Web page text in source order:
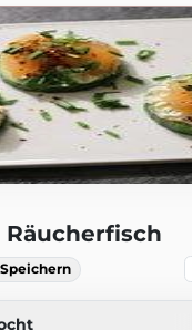
Speichern